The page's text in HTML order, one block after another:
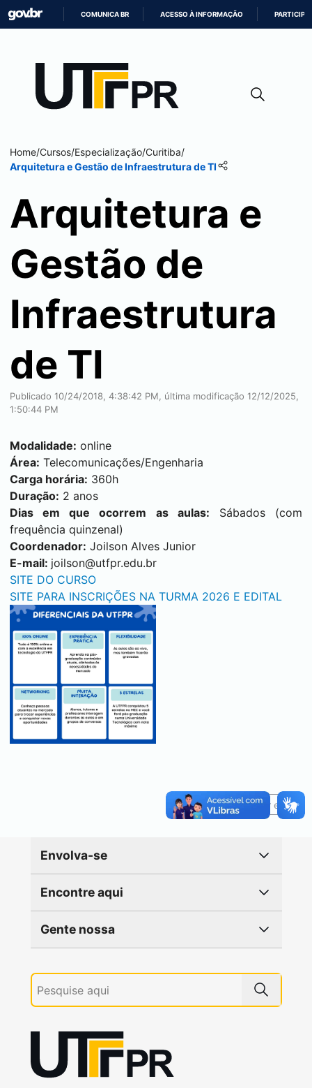
CONTEÚDO
COMUNICA BR ACESSO À INFORMAÇÃO PARTICIPE
Home/Cursos/Especialização/Curitiba/
Arquitetura e Gestão de Infraestrutura de TI​
Arquitetura e
Gestão de
Infraestrutura
de TI​
Publicado 10/24/2018, 4:38:42 PM, última modificação 12/12/2025,
1:50:44 PM
Modalidade: online
Área: Telecomunicações/Engenharia
Carga horária: 360h
Duração: 2 anos
Dias em que ocorrem as aulas: Sábados (com
frequência quinzenal)
Coordenador: Joilson Alves Junior
E-mail: joilson@utfpr.edu.br
SITE DO CURSO
SITE PARA INSCRIÇÕES NA TURMA 2026 E EDITAL
Reportar erro
Envolva-se
Encontre aqui
Gente nossa